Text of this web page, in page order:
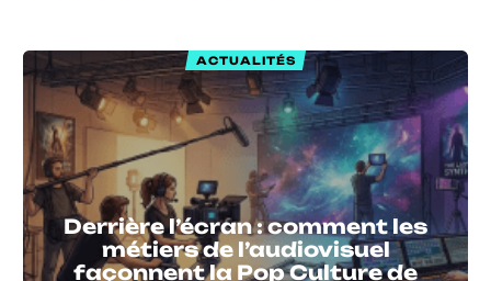
ACTUALITÉS
Derrière l’écran : comment les
métiers de l’audiovisuel
façonnent la Pop Culture de